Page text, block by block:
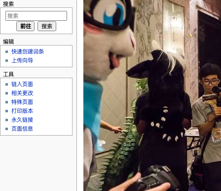
搜索
编辑
快速创建词条
上传向导
工具
链入页面
相关更改
特殊页面
打印版本
永久链接
页面信息